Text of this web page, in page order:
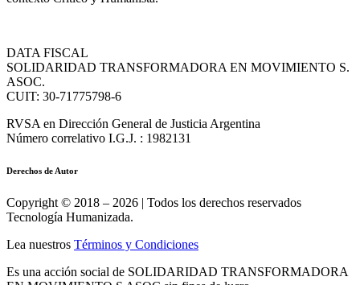
DATA FISCAL
SOLIDARIDAD TRANSFORMADORA EN MOVIMIENTO S.
ASOC.
CUIT: 30-71775798-6
RVSA en Dirección General de Justicia Argentina
Número correlativo I.G.J. : 1982131
Derechos de Autor
Copyright © 2018 – 2026 | Todos los derechos reservados
Tecnología Humanizada.
Lea nuestros Términos y Condiciones
Es una acción social de SOLIDARIDAD TRANSFORMADORA